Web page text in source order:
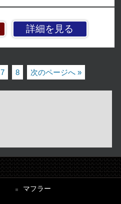
詳細を見る
7 8 次のページへ »
マフラー